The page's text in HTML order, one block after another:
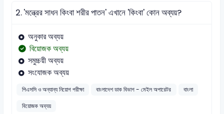
2.'মন্ত্রের সাধন কিংবা শরীর পাতন' এখানে 'কিংবা' কোন অব্যয়?
অনুকার অব্যয়
বিয়োজক অব্যয়
সমুচ্চয়ী অব্যয়
সংযোজক অব্যয়
পিএসসি ও অন্যান্য নিয়োগ পরীক্ষা বাংলাদেশ ডাক বিভাগ - মেইল অপারেটর
বাংলা
বিয়োজক অব্যয়